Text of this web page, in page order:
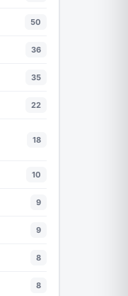
50
36
35
22
18
10
9
9
8
8